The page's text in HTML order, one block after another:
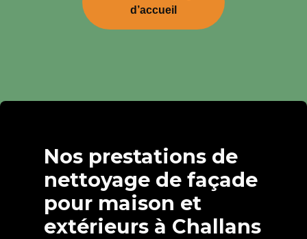
d’accueil
Nos prestations de
nettoyage de façade
pour maison et
extérieurs à Challans